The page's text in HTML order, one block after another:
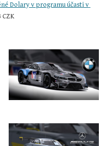
Dolary v programu účasti v
CZK